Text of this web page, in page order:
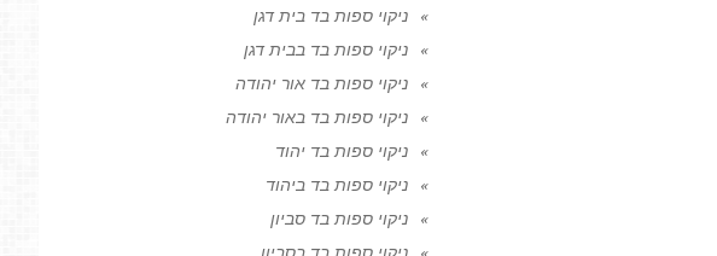
ניקוי ספות בד בית דגן
ניקוי ספות בד בבית דגן
ניקוי ספות בד אור יהודה
ניקוי ספות בד באור יהודה
ניקוי ספות בד יהוד
ניקוי ספות בד ביהוד
ניקוי ספות בד סביון